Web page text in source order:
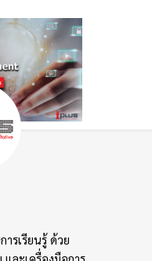
รเรียนรู้ ด้วย